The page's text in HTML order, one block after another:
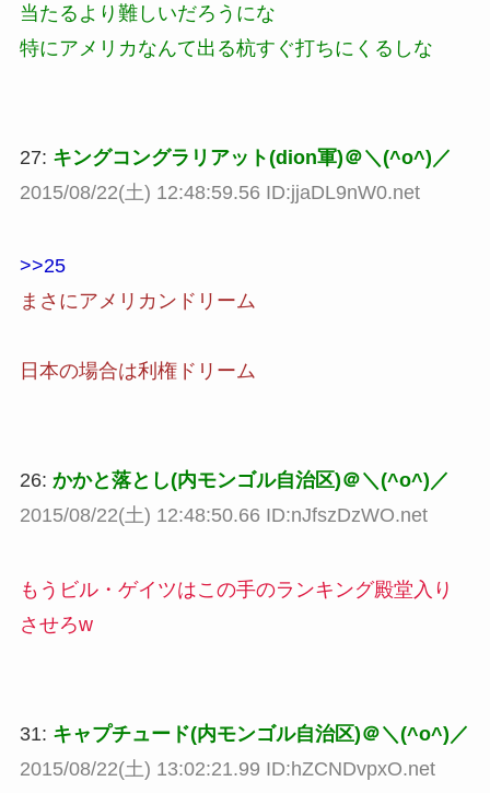
当たるより難しいだろうにな
特にアメリカなんて出る杭すぐ打ちにくるしな
27: キングコングラリアット(dion軍)＠＼(^o^)／
2015/08/22(土) 12:48:59.56 ID:jjaDL9nW0.net
>>25
まさにアメリカンドリーム
日本の場合は利権ドリーム
26: かかと落とし(内モンゴル自治区)＠＼(^o^)／
2015/08/22(土) 12:48:50.66 ID:nJfszDzWO.net
もうビル・ゲイツはこの手のランキング殿堂入り
させろw
31: キャプチュード(内モンゴル自治区)＠＼(^o^)／
2015/08/22(土) 13:02:21.99 ID:hZCNDvpxO.net